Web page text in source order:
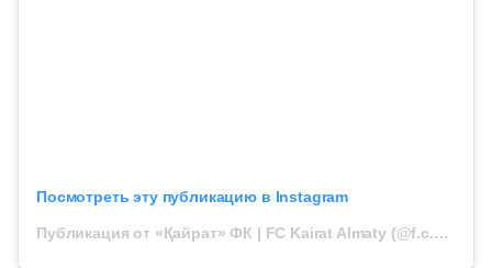
Посмотреть эту публикацию в Instagram
Публикация от «Қайрат» ФК | FC Kairat Almaty (@f.c.kairat)